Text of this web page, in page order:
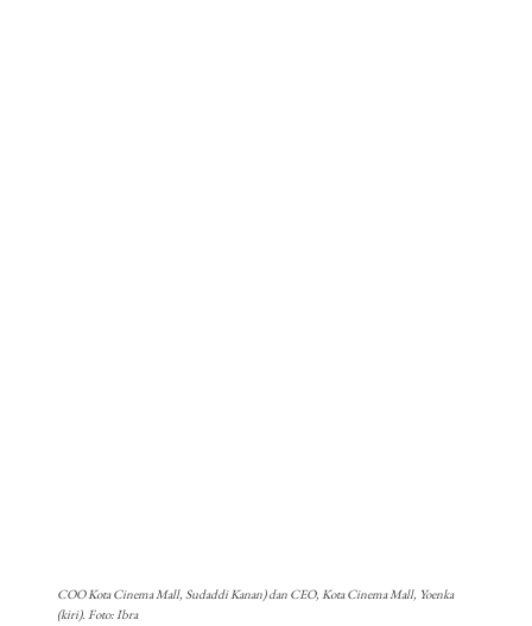
COO Kota Cinema Mall, Sudaddi Kanan) dan CEO, Kota Cinema Mall, Yoenka
(kiri). Foto: Ibra